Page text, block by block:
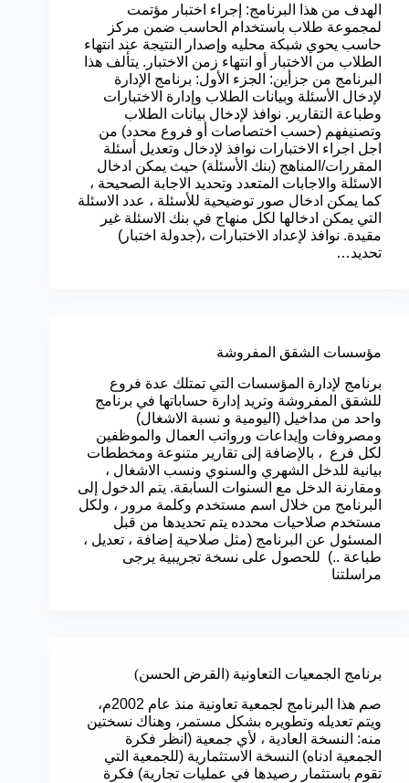
الهدف من هذا البرنامج: إجراء اختبار مؤتمت
لمجموعة طلاب باستخدام الحاسب ضمن مركز
حاسب يحوي شبكة محليه وإصدار النتيجة عند انتهاء
الطلاب من الاختبار أو انتهاء زمن الاختبار. يتألف هذا
البرنامج من جزأين: الجزء الأول: برنامج الإدارة
لإدخال الأسئلة وبيانات الطلاب وإدارة الاختبارات
وطباعة التقارير. نوافذ لإدخال بيانات الطلاب
وتصنيفهم (حسب اختصاصات أو فروع محدد) من
اجل اجراء الاختبارات نوافذ لإدخال وتعديل أسئلة
المقررات/المناهج (بنك الأسئلة) حيث يمكن ادخال
الاسئلة والاجابات المتعدد وتحديد الاجابة الصحيحة ،
كما يمكن ادخال صور توضيحية للأسئلة ، عدد الاسئلة
التي يمكن ادخالها لكل منهاج في بنك الاسئلة غير
مقيدة. نوافذ لإعداد الاختبارات ،(جدولة اختبار)
تحديد…
مؤسسات الشقق المفروشة
برنامج لإدارة المؤسسات التي تمتلك عدة فروع
للشقق المفروشة وتريد إدارة حساباتها في برنامج
واحد من مداخيل (اليومية و نسبة الاشغال)
ومصروفات وإيداعات ورواتب العمال والموظفين
لكل فرع ، بالإضافة إلى تقارير متنوعة ومخططات
بيانية للدخل الشهري والسنوي ونسب الاشغال ،
ومقارنة الدخل مع السنوات السابقة. يتم الدخول إلى
البرنامج من خلال اسم مستخدم وكلمة مرور ، ولكل
مستخدم صلاحيات محدده يتم تحديدها من قبل
المسئول عن البرنامج (مثل صلاحية إضافة ، تعديل ،
طباعة ..) للحصول على نسخة تجريبية يرجى
مراسلتنا
برنامج الجمعيات التعاونية (القرض الحسن)
صم هذا البرنامج لجمعية تعاونية منذ عام 2002م،
ويتم تعديله وتطويره بشكل مستمر، وهناك نسختين
منه: النسخة العادية ، لأي جمعية (انظر فكرة
الجمعية ادناه) النسخة الاستثمارية (للجمعية التي
تقوم باستثمار رصيدها في عمليات تجارية) فكرة